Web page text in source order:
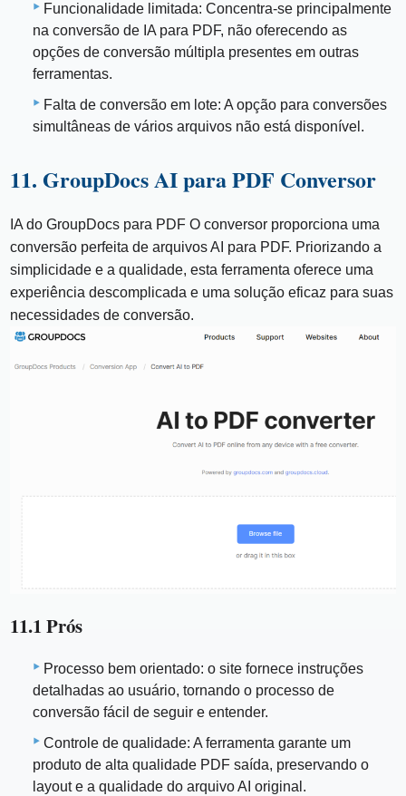
Funcionalidade limitada: Concentra-se principalmente
na conversão de IA para PDF, não oferecendo as
opções de conversão múltipla presentes em outras
ferramentas.
Falta de conversão em lote: A opção para conversões
simultâneas de vários arquivos não está disponível.
11. GroupDocs AI para PDF Conversor
IA do GroupDocs para PDF O conversor proporciona uma
conversão perfeita de arquivos AI para PDF. Priorizando a
simplicidade e a qualidade, esta ferramenta oferece uma
experiência descomplicada e uma solução eficaz para suas
necessidades de conversão.
11.1 Prós
Processo bem orientado: o site fornece instruções
detalhadas ao usuário, tornando o processo de
conversão fácil de seguir e entender.
Controle de qualidade: A ferramenta garante um
produto de alta qualidade PDF saída, preservando o
layout e a qualidade do arquivo AI original.